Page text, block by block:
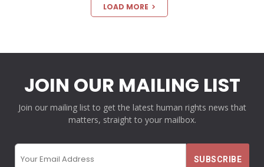
LOAD MORE
JOIN OUR MAILING LIST
Join our mailing list to get the latest human rights news that
matters, straight to your mailbox.